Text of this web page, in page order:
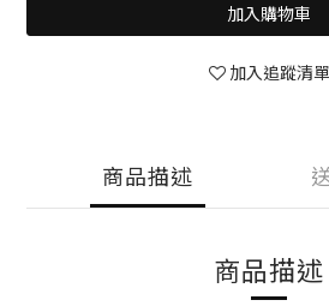
加入購物車
加入追蹤清單
商品描述
商品描述